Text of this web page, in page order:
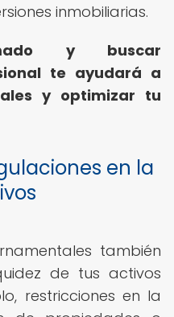
inmobiliarias.
y buscar
te ayudará a
y optimizar tu
en la
también
de tus activos
restricciones en la